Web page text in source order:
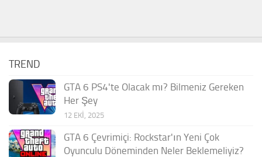
TREND
GTA 6 PS4'te Olacak mı? Bilmeniz Gereken
Her Şey
12 EKI, 2025
GTA 6 Çevrimiçi: Rockstar'ın Yeni Çok
Oyunculu Döneminden Neler Beklemeliyiz?